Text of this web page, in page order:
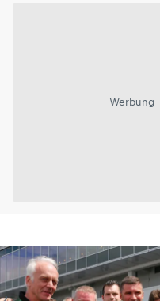
Werbung